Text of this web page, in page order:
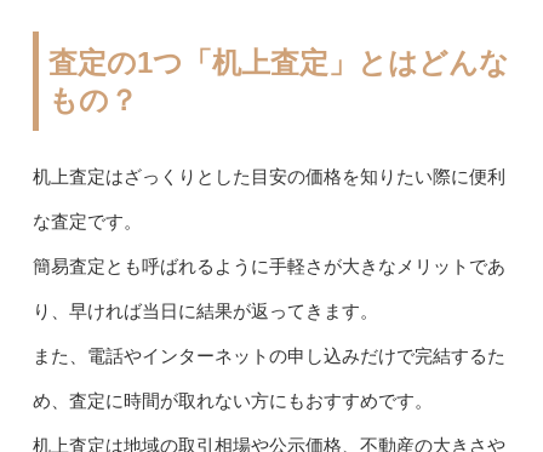
査定の1つ「机上査定」とはどんな
もの？
机上査定はざっくりとした目安の価格を知りたい際に便利
な査定です。
簡易査定とも呼ばれるように手軽さが大きなメリットであ
り、早ければ当日に結果が返ってきます。
また、電話やインターネットの申し込みだけで完結するた
め、査定に時間が取れない方にもおすすめです。
机上査定は地域の取引相場や公示価格、不動産の大きさや